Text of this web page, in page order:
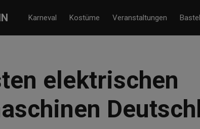
Karneval Kostüme Veranstaltungen
elektrischen